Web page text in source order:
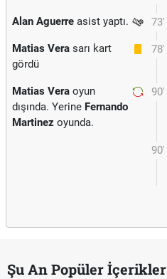
73'
Alan Aguerre asist yaptı.
78'
Matias Vera sarı kart
gördü
90'
Matias Vera oyun
dışında. Yerine Fernando
Martinez oyunda.
90'
Şu An Popüler İçerikler